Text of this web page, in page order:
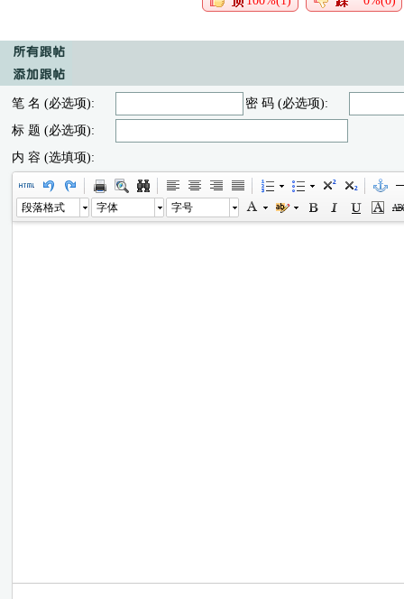
笔 名 (必选项):
密 码 (必选项):
标 题 (必选项):
内 容 (选填项):
段落格式 字体 字号